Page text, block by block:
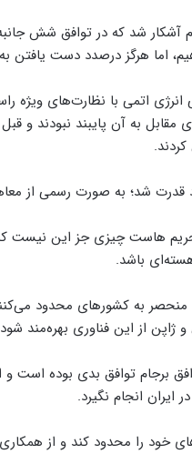
آشکار شد که در توافق شش
اما هرگز درصدد دست
انرژی اتمی با نظارت‌های ویژه
به آن پایبند نبودند و
قدرت شد؛ به صورت رسمی از
هاست چیزی جز این نیست که
باشد.
منحصر به کشورهای محدود
ژاپن از این فناوری بهره‌مند
برجام توافق بدی بوده است
ایران انجام نگیرد.
خود را محدود کند و از